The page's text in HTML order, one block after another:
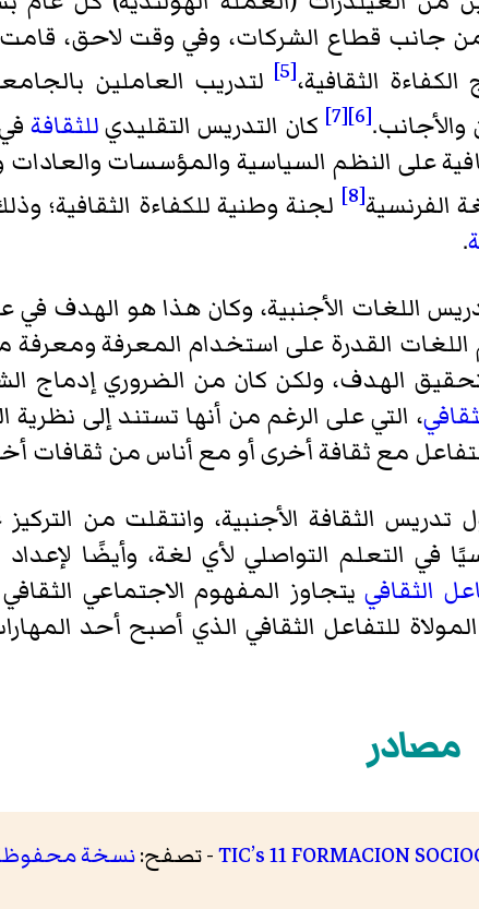
من جانب قطاع الشركات، وفي وقت لاحق، قامت
الثقافية،[5]
لتدريب العاملين
والأجانب.[6]
[7] كان التدريس التقليديللثقافة
على النظم السياسية والمؤسسات والعادات
الفرنسية[8]
لجنة وطنية للكفاءة الثقافية؛
.
اللغات الأجنبية، وكان هذا هو الهدف في
اللغات القدرة على استخدام المعرفة
تحقيق الهدف، ولكن كان من الضروري إدماج
، التي على الرغم من أنها تستند إلى نظرية
مع ثقافة أخرى أو مع أناس من ثقافات
الثقافة الأجنبية، وانتقلت من
في التعلم التواصلي لأي لغة، وأيضًا
الثقافي يتجاوز المفهوم الاجتماعي
للتفاعل الثقافي الذي أصبح أحد
مصادر
TIC’s 11 FORMACION- تصفح:نسخة